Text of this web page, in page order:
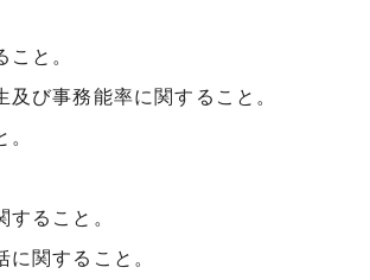
と。
び事務能率に関すること。
ること。
関すること。